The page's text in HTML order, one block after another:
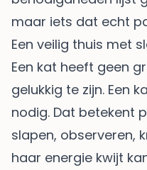
maar iets dat echt
Een veilig thuis met
Een kat heeft geen
gelukkig te zijn. Een
nodig. Dat betekent
slapen, observeren,
haar energie kwijt